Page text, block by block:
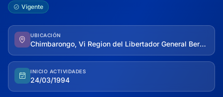
Vigente
UBICACIÓN
Chimbarongo, Vi Region del Libertador General Bernardo O'higgins
INICIO ACTIVIDADES
24/03/1994